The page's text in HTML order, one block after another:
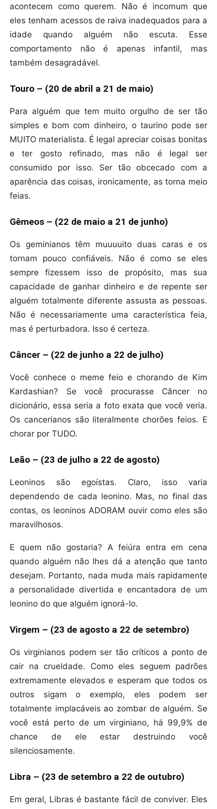
acontecem como querem. Não é incomum que
eles tenham acessos de raiva inadequados para a
idade quando alguém não escuta. Esse
comportamento não é apenas infantil, mas
também desagradável.
Touro – (20 de abril a 21 de maio)
Para alguém que tem muito orgulho de ser tão
simples e bom com dinheiro, o taurino pode ser
MUITO materialista. É legal apreciar coisas bonitas
e ter gosto refinado, mas não é legal ser
consumido por isso. Ser tão obcecado com a
aparência das coisas, ironicamente, as torna meio
feias.
Gêmeos – (22 de maio a 21 de junho)
Os geminianos têm muuuuito duas caras e os
tornam pouco confiáveis. Não é como se eles
sempre fizessem isso de propósito, mas sua
capacidade de ganhar dinheiro e de repente ser
alguém totalmente diferente assusta as pessoas.
Não é necessariamente uma característica feia,
mas é perturbadora. Isso é certeza.
Câncer – (22 de junho a 22 de julho)
Você conhece o meme feio e chorando de Kim
Kardashian? Se você procurasse Câncer no
dicionário, essa seria a foto exata que você veria.
Os cancerianos são literalmente chorões feios. E
chorar por TUDO.
Leão – (23 de julho a 22 de agosto)
Leoninos são egoístas. Claro, isso varia
dependendo de cada leonino. Mas, no final das
contas, os leoninos ADORAM ouvir como eles são
maravilhosos.
E quem não gostaria? A feiúra entra em cena
quando alguém não lhes dá a atenção que tanto
desejam. Portanto, nada muda mais rapidamente
a personalidade divertida e encantadora de um
leonino do que alguém ignorá-lo.
Virgem – (23 de agosto a 22 de setembro)
Os virginianos podem ser tão críticos a ponto de
cair na crueldade. Como eles seguem padrões
extremamente elevados e esperam que todos os
outros sigam o exemplo, eles podem ser
totalmente implacáveis ​​ao zombar de alguém. Se
você está perto de um virginiano, há 99,9% de
chance de ele estar destruindo você
silenciosamente.
Libra – (23 de setembro a 22 de outubro)
Em geral, Libras é bastante fácil de conviver. Eles